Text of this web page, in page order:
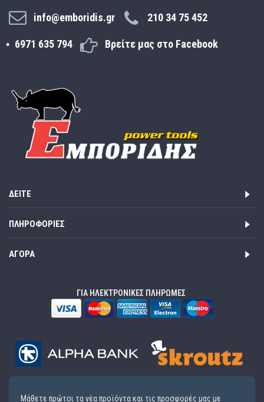
info@emboridis.gr
210 34 75 452
6971 635 794 Βρείτε μας στο Facebook
ΔΕΊΤΕ
ΠΛΗΡΟΦΟΡΊΕΣ
ΑΓΟΡΆ
ΓΙΑ ΗΛΕΚΤΡΟΝΙΚΕΣ ΠΛΗΡΩΜΕΣ
Μάθετε πρώτοι τα νέα προϊόντα και τις προσφορές μας με